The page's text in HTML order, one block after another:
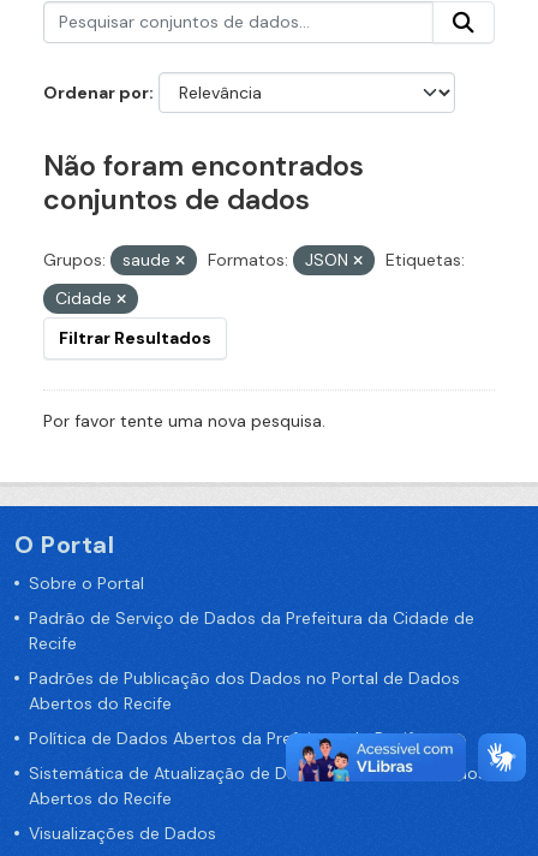
Ordenar por
Não foram encontrados
conjuntos de dados
Grupos: saude Formatos: JSON
Etiquetas:
Cidade
Filtrar Resultados
Por favor tente uma nova pesquisa.
O Portal
Sobre o Portal
Padrão de Serviço de Dados da Prefeitura da Cidade de
Recife
Padrões de Publicação dos Dados no Portal de Dados
Abertos do Recife
Política de Dados Abertos da Prefeitura do Recife
Sistemática de Atualização de Dados do Portal de Dados
Abertos do Recife
Visualizações de Dados